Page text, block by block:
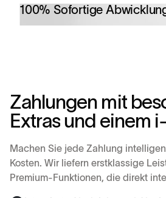
100% Sofortige
Zahlungen mit bes
Extras und einem i-
Machen Sie jede Zahlung
Kosten. Wir liefern erstklassige
Premium-Funktionen, die direkt